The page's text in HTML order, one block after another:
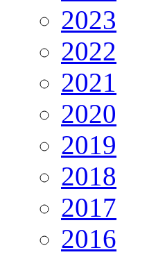
2023
2022
2021
2020
2019
2018
2017
2016